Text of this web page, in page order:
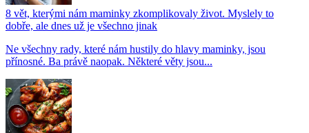
8 vět, kterými nám maminky zkomplikovaly život. Myslely to
dobře, ale dnes už je všechno jinak
Ne všechny rady, které nám hustily do hlavy maminky, jsou
přínosné. Ba právě naopak. Některé věty jsou...